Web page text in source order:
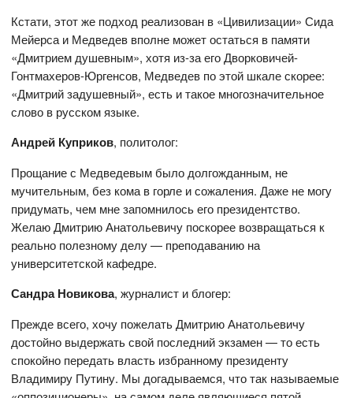
Кстати, этот же подход реализован в «Цивилизации» Сида
Мейерса и Медведев вполне может остаться в памяти
«Дмитрием душевным», хотя из-за его Дворковичей-
Гонтмахеров-Юргенсов, Медведев по этой шкале скорее:
«Дмитрий задушевный», есть и такое многозначительное
слово в русском языке.
Андрей Куприков, политолог:
Прощание с Медведевым было долгожданным, не
мучительным, без кома в горле и сожаления. Даже не могу
придумать, чем мне запомнилось его президентство.
Желаю Дмитрию Анатольевичу поскорее возвращаться к
реально полезному делу — преподаванию на
университетской кафедре.
Сандра Новикова, журналист и блогер:
Прежде всего, хочу пожелать Дмитрию Анатольевичу
достойно выдержать свой последний экзамен — то есть
спокойно передать власть избранному президенту
Владимиру Путину. Мы догадываемся, что так называемые